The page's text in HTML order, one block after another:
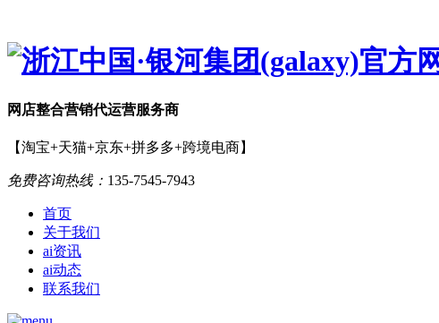
网店整合营销代运营服务商
【淘宝+天猫+京东+拼多多+跨境电商】
免费咨询热线： 135-7545-7943
首页
关于我们
ai资讯
ai动态
联系我们